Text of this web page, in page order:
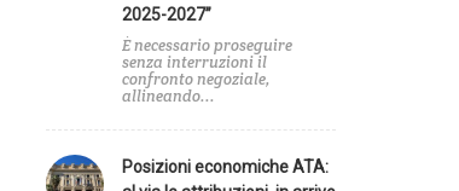
2025-2027”
È necessario proseguire
senza interruzioni il
confronto negoziale,
allineando...
Posizioni economiche ATA: